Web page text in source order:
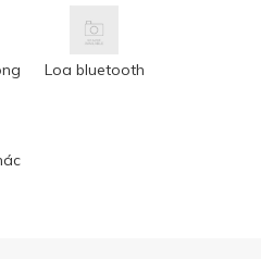
Loa bluetooth